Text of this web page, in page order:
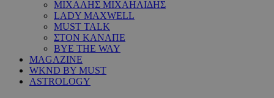
ΜΙΧΑΛΗΣ ΜΙΧΑΗΛΙΔΗΣ
LADY MAXWELL
MUST TALK
ΣΤΟΝ ΚΑΝΑΠΕ
BYE THE WAY
MAGAZINE
WKND BY MUST
ASTROLOGY